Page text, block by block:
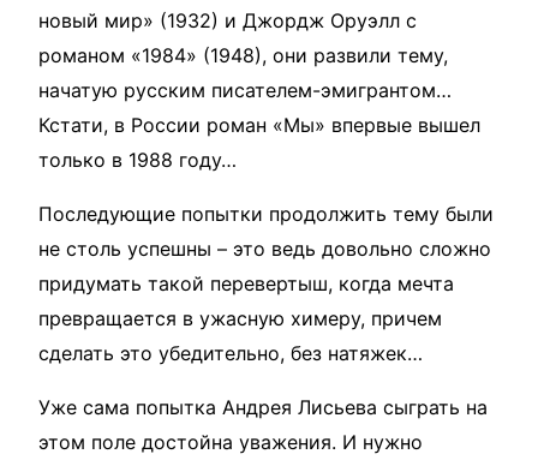
новый мир» (1932) и Джордж Оруэлл с
романом «1984» (1948), они развили тему,
начатую русским писателем-эмигрантом…
Кстати, в России роман «Мы» впервые вышел
только в 1988 году…
Последующие попытки продолжить тему были
не столь успешны – это ведь довольно сложно
придумать такой перевертыш, когда мечта
превращается в ужасную химеру, причем
сделать это убедительно, без натяжек…
Уже сама попытка Андрея Лисьева сыграть на
этом поле достойна уважения. И нужно